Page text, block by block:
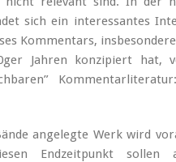
sich ein interessantes
Kommentars,
Jahren konzipiert hat,
angelegte Werk wird
Endzeitpunkt sollen